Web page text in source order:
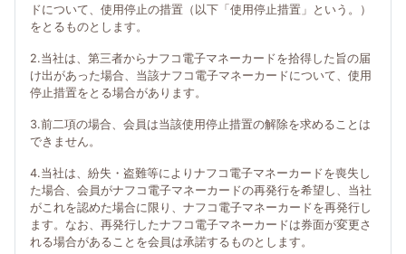
ドについて、使用停止の措置（以下「使用停止措置」という。）
をとるものとします。
2.当社は、第三者からナフコ電子マネーカードを拾得した旨の届
け出があった場合、当該ナフコ電子マネーカードについて、使用
停止措置をとる場合があります。
3.前二項の場合、会員は当該使用停止措置の解除を求めることは
できません。
4.当社は、紛失・盗難等によりナフコ電子マネーカードを喪失し
た場合、会員がナフコ電子マネーカードの再発行を希望し、当社
がこれを認めた場合に限り、ナフコ電子マネーカードを再発行し
ます。なお、再発行したナフコ電子マネーカードは券面が変更さ
れる場合があることを会員は承諾するものとします。